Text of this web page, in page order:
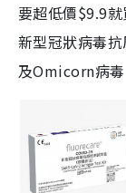
要超低價$9.9
新型冠狀病毒
及Omicorn病